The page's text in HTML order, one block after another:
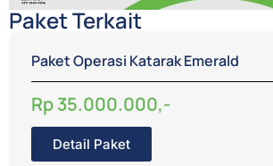
Paket Terkait
Paket Operasi Katarak Emerald
Rp 35.000.000,-
Detail Paket